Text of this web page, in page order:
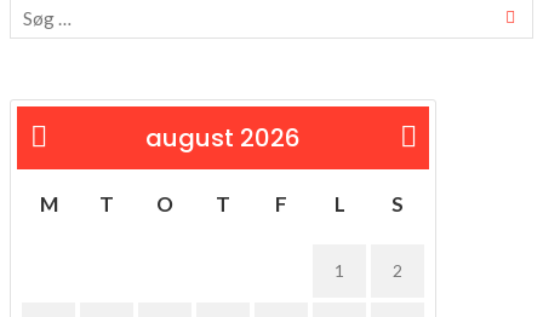
august 2026
M T O T F L S
1 2